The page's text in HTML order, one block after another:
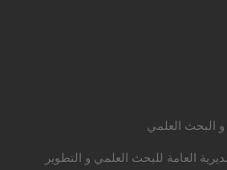
و البحث العلمي
العامة للبحث العلمي و التطوير